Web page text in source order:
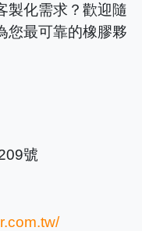
製化需求？歡迎隨
您最可靠的橡膠夥
號